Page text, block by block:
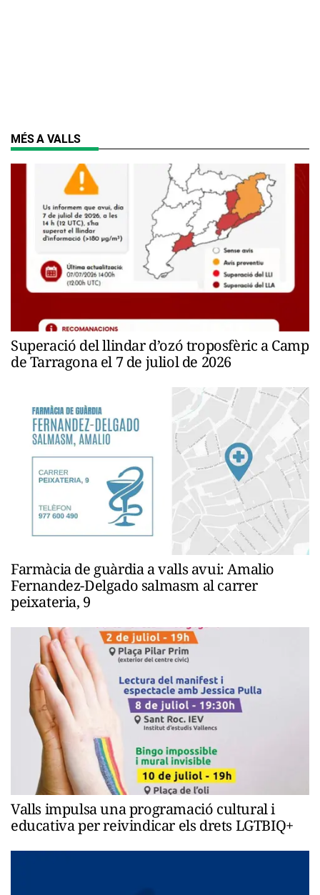
MÉS A VALLS
Superació del llindar d’ozó troposfèric a Camp
de Tarragona el 7 de juliol de 2026
Farmàcia de guàrdia a valls avui: Amalio
Fernandez-Delgado salmasm al carrer
peixateria, 9
Valls impulsa una programació cultural i
educativa per reivindicar els drets LGTBIQ+